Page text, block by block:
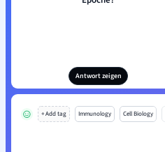
Antwort zeigen
+ Add tag Immunology Cell Biology